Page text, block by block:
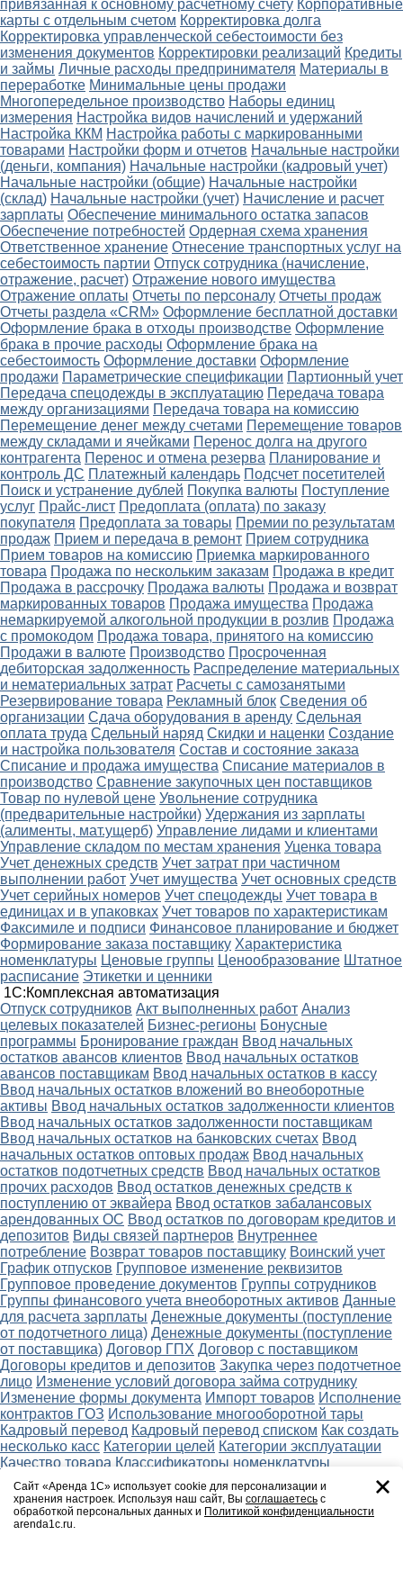
привязанная к основному расчетному счету Корпоративные
карты с отдельным счетом Корректировка долга
Корректировка управленческой себестоимости без
изменения документов Корректировки реализаций Кредиты
и займы Личные расходы предпринимателя Материалы в
переработке Минимальные цены продажи
Многопередельное производство Наборы единиц
измерения Настройка видов начислений и удержаний
Настройка ККМ Настройка работы с маркированными
товарами Настройки форм и отчетов Начальные настройки
(деньги, компания) Начальные настройки (кадровый учет)
Начальные настройки (общие) Начальные настройки
(склад) Начальные настройки (учет) Начисление и расчет
зарплаты Обеспечение минимального остатка запасов
Обеспечение потребностей Ордерная схема хранения
Ответственное хранение Отнесение транспортных услуг на
себестоимость партии Отпуск сотрудника (начисление,
отражение, расчет) Отражение нового имущества
Отражение оплаты Отчеты по персоналу Отчеты продаж
Отчеты раздела «CRM» Оформление бесплатной доставки
Оформление брака в отходы производстве Оформление
брака в прочие расходы Оформление брака на
себестоимость Оформление доставки Оформление
продажи Параметрические спецификации Партионный учет
Передача спецодежды в эксплуатацию Передача товара
между организациями Передача товара на комиссию
Перемещение денег между счетами Перемещение товаров
между складами и ячейками Перенос долга на другого
контрагента Перенос и отмена резерва Планирование и
контроль ДС Платежный календарь Подсчет посетителей
Поиск и устранение дублей Покупка валюты Поступление
услуг Прайс-лист Предоплата (оплата) по заказу
покупателя Предоплата за товары Премии по результатам
продаж Прием и передача в ремонт Прием сотрудника
Прием товаров на комиссию Приемка маркированного
товара Продажа по нескольким заказам Продажа в кредит
Продажа в рассрочку Продажа валюты Продажа и возврат
маркированных товаров Продажа имущества Продажа
немаркируемой алкогольной продукции в розлив Продажа
с промокодом Продажа товара, принятого на комиссию
Продажи в валюте Производство Просроченная
дебиторская задолженность Распределение материальных
и нематериальных затрат Расчеты с самозанятыми
Резервирование товара Рекламный блок Сведения об
организации Сдача оборудования в аренду Сдельная
оплата труда Сдельный наряд Скидки и наценки Создание
и настройка пользователя Состав и состояние заказа
Списание и продажа имущества Списание материалов в
производство Сравнение закупочных цен поставщиков
Товар по нулевой цене Увольнение сотрудника
(предварительные настройки) Удержания из зарплаты
(алименты, мат.ущерб) Управление лидами и клиентами
Управление складом по местам хранения Уценка товара
Учет денежных средств Учет затрат при частичном
выполнении работ Учет имущества Учет основных средств
Учет серийных номеров Учет спецодежды Учет товара в
единицах и в упаковках Учет товаров по характеристикам
Факсимиле и подписи Финансовое планирование и бюджет
Формирование заказа поставщику Характеристика
номенклатуры Ценовые группы Ценообразование Штатное
расписание Этикетки и ценники
1С:Комплексная автоматизация
Oтпуск сотрудников Акт выполненных работ Анализ
целевых показателей Бизнес-регионы Бонусные
программы Бронирование граждан Ввод начальных
остатков авансов клиентов Ввод начальных остатков
авансов поставщикам Ввод начальных остатков в кассу
Ввод начальных остатков вложений во внеоборотные
активы Ввод начальных остатков задолженности клиентов
Ввод начальных остатков задолженности поставщикам
Ввод начальных остатков на банковских счетах Ввод
начальных остатков оптовых продаж Ввод начальных
остатков подотчетных средств Ввод начальных остатков
прочих расходов Ввод остатков денежных средств к
поступлению от эквайера Ввод остатков забалансовых
арендованных ОС Ввод остатков по договорам кредитов и
депозитов Виды связей партнеров Внутреннее
потребление Возврат товаров поставщику Воинский учет
График отпусков Групповое изменение реквизитов
Групповое проведение документов Группы сотрудников
Группы финансового учета внеоборотных активов Данные
для расчета зарплаты Денежные документы (поступление
от подотчетного лица) Денежные документы (поступление
от поставщика) Договор ГПХ Договор с поставщиком
Договоры кредитов и депозитов Закупка через подотчетное
лицо Изменение условий договора займа сотруднику
Изменение формы документа Импорт товаров Исполнение
контрактов ГОЗ Использование многооборотной тары
Кадровый перевод Кадровый перевод списком Как создать
несколько касс Категории целей Категории эксплуатации
Качество товара Классификаторы номенклатуры
Классификация задолженности
Командировка Командировка списком Контроль
уникальности номенклатуры Листок сообщений об
изменениях в воинском учете
Сайт «Аренда 1С» использует cookie для персонализации и
хранения настроек. Используя наш сайт, Вы соглашаетесь с
обработкой персональных данных и Политикой конфиденциальности
arenda1c.ru.